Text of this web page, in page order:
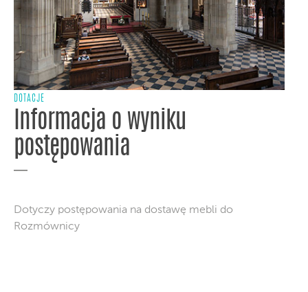
DOTACJE
Informacja o wyniku
postępowania
Dotyczy postępowania na dostawę mebli do
Rozmównicy